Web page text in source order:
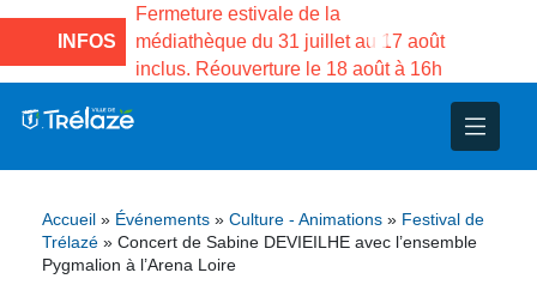
INFOS
la Maison des
de Gama du
Fermeture estivale de la
médiathèque du 31 juillet au 17 août
inclus. Réouverture le 18 août à 16h
Projets
– Jumelage
Accueil » Événements » Culture - Animations » Festival de
Trélazé » Concert de Sabine DEVIEILHE avec l’ensemble
Pygmalion à l’Arena Loire